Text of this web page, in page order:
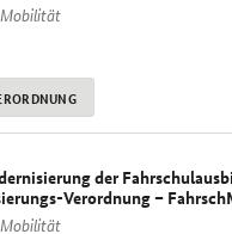
Mobilität
der
Verordnung –
Mobilität